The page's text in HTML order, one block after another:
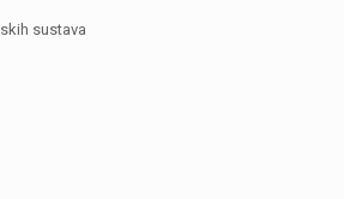
sustava